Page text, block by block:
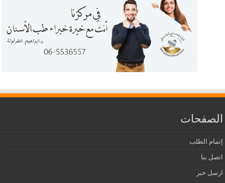
الصفحات
إتمام الطلب
اتصل بنا
ارسل خبر